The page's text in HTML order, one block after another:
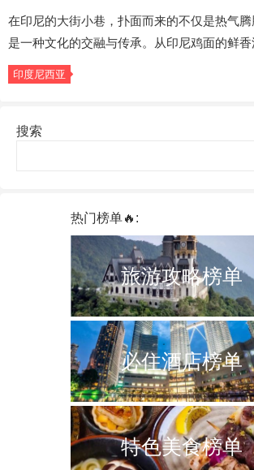
在印尼的大街小巷，扑面而来的不仅是热气
是一种文化的交融与传承。从印尼鸡面的鲜
印度尼西亚
搜索
热门榜单🔥:
旅游攻略榜单
必住酒店榜单
特色美食榜单